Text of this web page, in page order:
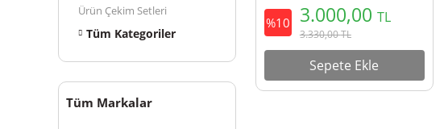
Ürün Çekim Setleri
Tüm Kategoriler
Tüm Markalar
%10 3.000,00 TL
3.330,00TL
Sepete Ekle